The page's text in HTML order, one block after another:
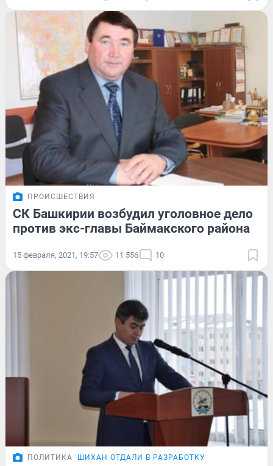
ПРОИСШЕСТВИЯ
СК Башкирии возбудил уголовное дело
против экс-главы Баймакского района
15 февраля, 2021, 19:57 11 556 10
ПОЛИТИКА ШИХАН ОТДАЛИ В РАЗРАБОТКУ